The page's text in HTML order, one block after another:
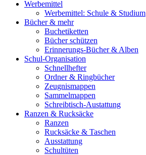
Werbemittel
Werbemittel: Schule & Studium
Bücher & mehr
Buchetiketten
Bücher schützen
Erinnerungs-Bücher & Alben
Schul-Organisation
Schnellhefter
Ordner & Ringbücher
Zeugnismappen
Sammelmappen
Schreibtisch-Austattung
Ranzen & Rucksäcke
Ranzen
Rucksäcke & Taschen
Ausstattung
Schultüten